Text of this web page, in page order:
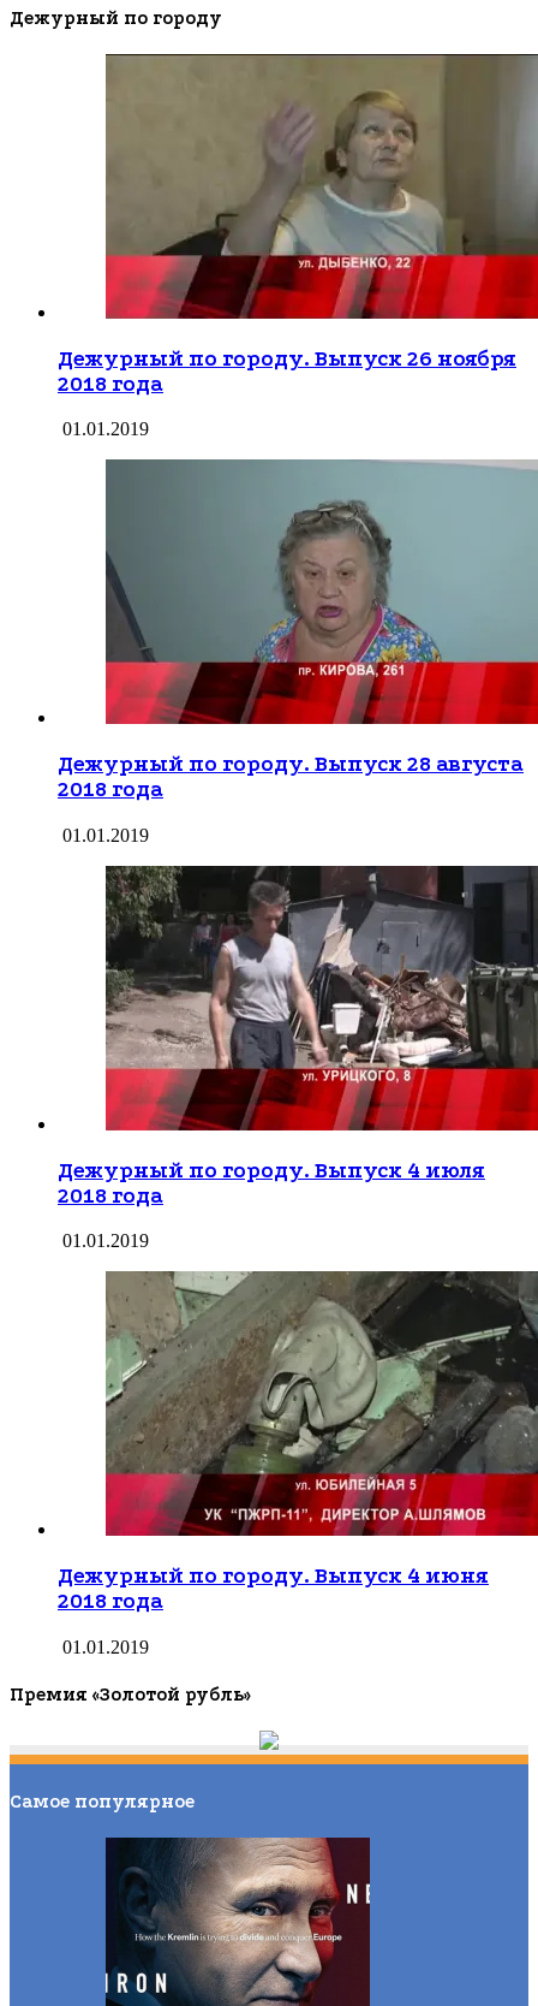
Дежурный по городу
Дежурный по городу. Выпуск 26 ноября
2018 года
01.01.2019
Дежурный по городу. Выпуск 28 августа
2018 года
01.01.2019
Дежурный по городу. Выпуск 4 июля
2018 года
01.01.2019
Дежурный по городу. Выпуск 4 июня
2018 года
01.01.2019
Премия «Золотой рубль»
Самое популярное